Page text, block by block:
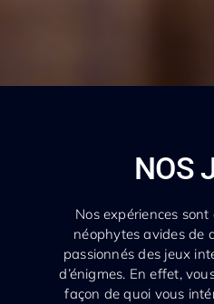
NOS
Nos expériences
néophytes avides de
passionnés des jeux
d’énigmes. En effet,
façon de quoi vous